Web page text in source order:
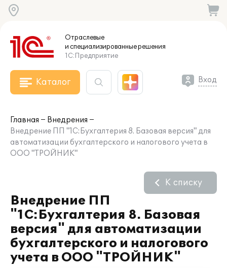
Отраслевые
и специализированныерешения
1С:Предприятие
Каталог Вход
Главная
Внедрения
Внедрение ПП "1С:Бухгалтерия 8. Базовая версия" для
автоматизации бухгалтерского и налогового учета в
ООО "ТРОЙНИК"
Внедрение ПП
"1С:Бухгалтерия 8. Базовая
версия" для автоматизации
бухгалтерского и налогового
учета в ООО "ТРОЙНИК"
К списку